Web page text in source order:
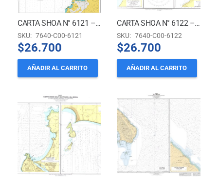
CARTA SHOA N° 6121 – BAHÍA CORONEL *
SKU: 7640-C00-6121
$26.700
AÑADIR AL CARRITO
CARTA SHOA N° 6122 – FONDEADEROS EN EL GOLFO DE ARAUCO *
SKU: 7640-C00-6122
$26.700
AÑADIR AL CARRITO